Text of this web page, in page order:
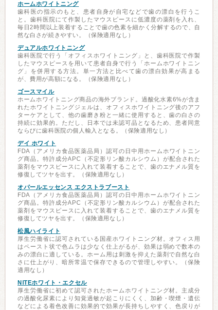
ホームホワイトニング
歯科医の指示のもと、患者自身が自宅などで歯の漂白を行うこ
と。歯科医院にて作製したマウスピースに低濃度の薬剤を入れ、
毎日2時間以上装着することで歯の色素を細かく分解するので、自
然な白さが続きやすい。（保険適用なし）
デュアルホワイトニング
歯科医院で行う「オフィスホワイトニング」と、歯科医院で作製
したマウスピースを用いて患者自身で行う「ホームホワイトニン
グ」を併用する方法。単一方法と比べて歯の漂白効果が高まる
が、費用が高額になる。（保険適用なし）
ゴースマイル
ホームホワイトニング商品の海外ブランド。過酸化水素6%が含ま
れたホワイトニングジェルは、オフィスホワイトニング後のアフ
ターケアとして、他の歯磨き粉と一緒に使用すると、歯の白さの
持続に効果的。ただし、日本では未認可品となるため、患者同意
ならびに歯科医院の個人輸入となる。（保険適用なし）
デイ ホワイト
FDA（アメリカ食品医薬品局）認可の日中用ホームホワイトニン
グ商品。特許成分APC（不定形リン酸カルシウム）が配合された
薬剤をマウスピースに入れて装着することで、歯のエナメル質を
修復してツヤを出す。（保険適用なし）
オパールエッセンス エクストラブースト
FDA（アメリカ食品医薬品局）認可の日中用ホームホワイトニン
グ商品。特許成分APC（不定形リン酸カルシウム）が配合された
薬剤をマウスピースに入れて装着することで、歯のエナメル質を
修復してツヤを出す。（保険適用なし）
松風ハイライト
厚生労働省に認可されている国産ホワイトニング材。オフィス用
はペースト状で色ムラは少なく仕上がるが、効果は弱めで数本の
みの漂白に適している。ホーム用は刺激を抑えた薬剤で自然な白
さに仕上がり、暗所常温で保存できるので管理しやすい。（保険
適用なし）
NITEホワイト・エクセル
厚生労働省に初めて認可されたホームホワイトニング材。主成分
の過酸化尿素により知覚過敏が起こりにくく、加齢・喫煙・遺伝
などによる着色改善に効果的で効果が長持ちしやすく、色戻りが